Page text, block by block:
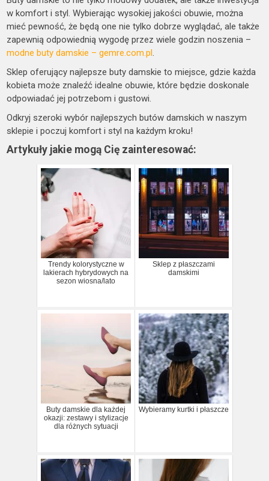
w komfort i styl. Wybierając wysokiej jakości obuwie, można
mieć pewność, że będą one nie tylko dobrze wyglądać, ale także
zapewnią odpowiednią wygodę przez wiele godzin noszenia –
modne buty damskie – gemre.com.pl.
Sklep oferujący najlepsze buty damskie to miejsce, gdzie każda
kobieta może znaleźć idealne obuwie, które będzie doskonale
odpowiadać jej potrzebom i gustowi.
Odkryj szeroki wybór najlepszych butów damskich w naszym
sklepie i poczuj komfort i styl na każdym kroku!
Artykuły jakie mogą Cię zainteresować:
Trendy kolorystyczne w
lakierach hybrydowych na
sezon wiosna/lato
Sklep z płaszczami
damskimi
Buty damskie dla każdej
okazji: zestawy i stylizacje
dla różnych sytuacji
Wybieramy kurtki i płaszcze